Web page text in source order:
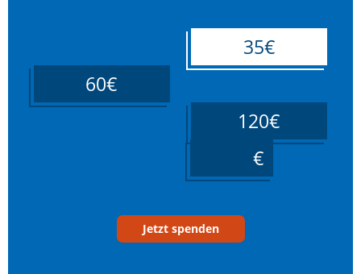
35€
60€
120€
Jetzt spenden